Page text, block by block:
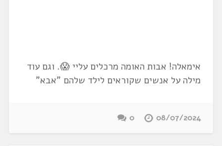
אימאלה! אבות האומה מרכלים עליי 😱. וגם עוד
מילה על אנשים שקוראים לילד שלהם "אבא"
08/07/2024
0